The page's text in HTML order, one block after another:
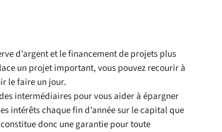
d’argent et le financement de projets plus
un projet important, vous pouvez recourir à
le faire un jour.
intermédiaires pour vous aider à épargner
intérêts chaque fin d’année sur le capital que
donc une garantie pour toute